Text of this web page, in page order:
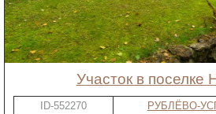
участок в поселке
ID-552270
РУБЛЁВО-